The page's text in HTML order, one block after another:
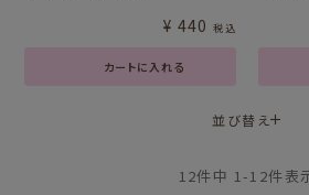
カートに入れる
¥ 440 税込
並び替え
12件中 1-12件表